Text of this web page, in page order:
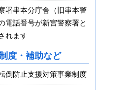
署串本分庁舎（旧串本警
電話番号が新宮警察署と
れます
度・補助など
倒防止支援対策事業制度